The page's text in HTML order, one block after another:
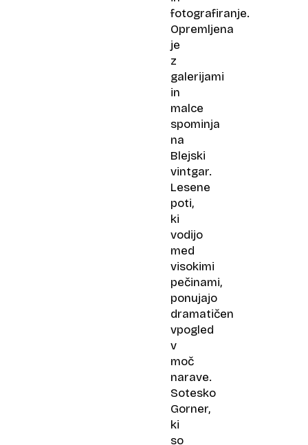
fotografiranje.
Opremljena
je
z
galerijami
in
malce
spominja
na
Blejski
vintgar.
Lesene
poti,
ki
vodijo
med
visokimi
pečinami,
ponujajo
dramatičen
vpogled
v
moč
narave.
Sotesko
Gorner,
ki
so